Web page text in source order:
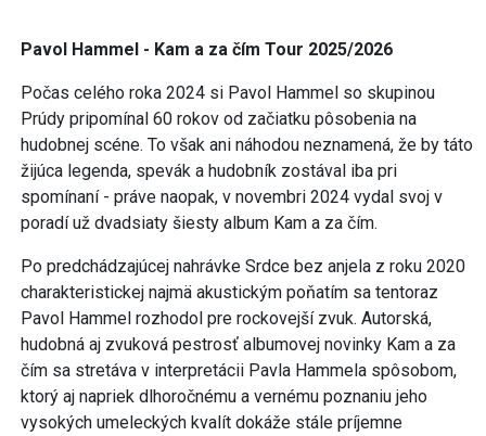
Pavol Hammel - Kam a za čím Tour 2025/2026
Počas celého roka 2024 si Pavol Hammel so skupinou
Prúdy pripomínal 60 rokov od začiatku pôsobenia na
hudobnej scéne. To však ani náhodou neznamená, že by táto
žijúca legenda, spevák a hudobník zostával iba pri
spomínaní - práve naopak, v novembri 2024 vydal svoj v
poradí už dvadsiaty šiesty album Kam a za čím.
Po predchádzajúcej nahrávke Srdce bez anjela z roku 2020
charakteristickej najmä akustickým poňatím sa tentoraz
Pavol Hammel rozhodol pre rockovejší zvuk. Autorská,
hudobná aj zvuková pestrosť albumovej novinky Kam a za
čím sa stretáva v interpretácii Pavla Hammela spôsobom,
ktorý aj napriek dlhoročnému a vernému poznaniu jeho
vysokých umeleckých kvalít dokáže stále príjemne